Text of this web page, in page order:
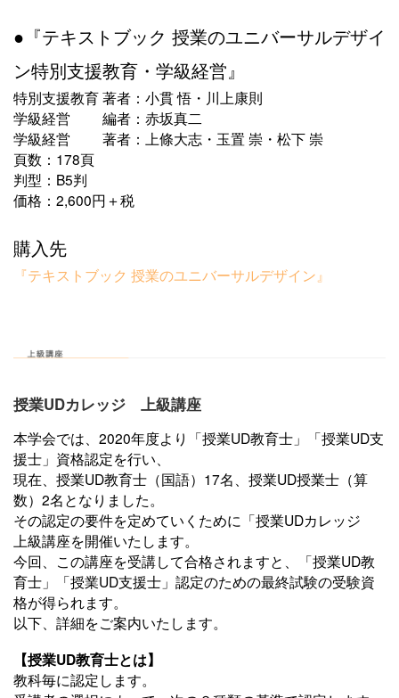
●『テキストブック 授業のユニバーサルデザイ
ン特別支援教育・学級経営』
特別支援教育 著者：小貫 悟・川上康則
学級経営 編者：赤坂真二
学級経営 著者：上條大志・玉置 崇・松下 崇
頁数：178頁
判型：B5判
価格：2,600円＋税
購入先
『テキストブック 授業のユニバーサルデザイン』
授業UDカレッジ 上級講座
本学会では、2020年度より「授業UD教育士」「授業UD支
援士」資格認定を行い、
現在、授業UD教育士（国語）17名、授業UD授業士（算
数）2名となりました。
その認定の要件を定めていくために「授業UDカレッジ
上級講座を開催いたします。
今回、この講座を受講して合格されますと、「授業UD教
育士」「授業UD支援士」認定のための最終試験の受験資
格が得られます。
以下、詳細をご案内いたします。
【授業UD教育士とは】
教科毎に認定します。